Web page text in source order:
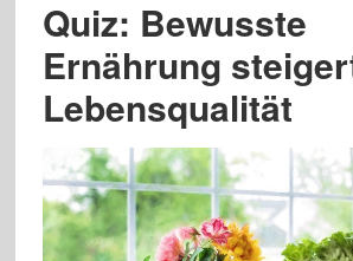
Quiz: Bewusste
Ernährung
Lebensqualität